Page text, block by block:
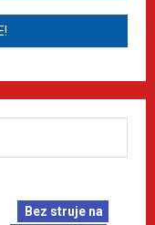
Bez struje na